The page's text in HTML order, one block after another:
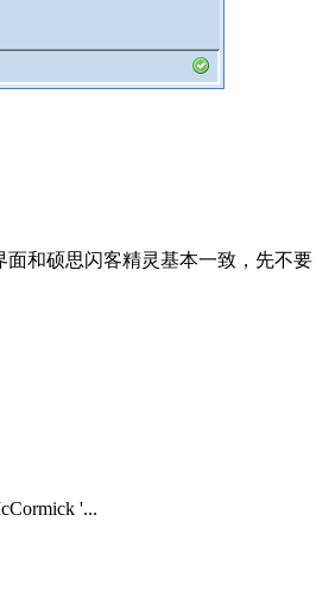
和硕思闪客精灵基本一致，先不要
'...